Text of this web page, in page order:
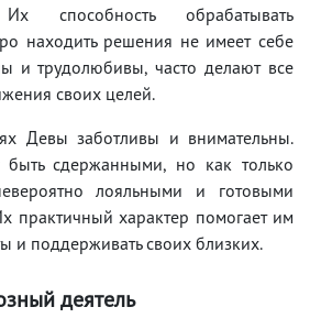
Их способность обрабатывать
находить решения не имеет себе
и трудолюбивы, часто делают все
своих целей.
Девы заботливы и внимательны.
быть сдержанными, но как только
лояльными и готовыми
практичный характер помогает им
и поддерживать своих близких.
деятель